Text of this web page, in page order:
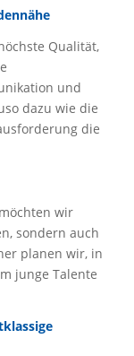
Qualität,
und
dazu wie die
die
wir
sondern auch
planen wir, in
junge Talente